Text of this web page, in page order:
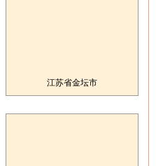
江苏省金坛市